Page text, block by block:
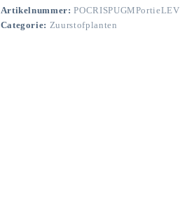
Artikelnummer:POCRISPUGMPortieLEV
Categorie: Zuurstofplanten